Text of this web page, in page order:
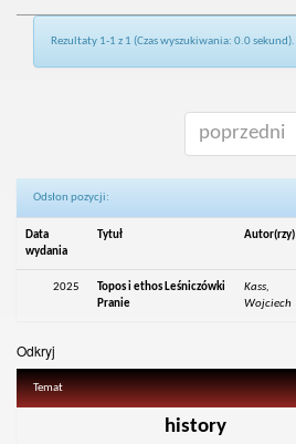
Rezultaty 1-1 z 1 (Czas wyszukiwania: 0.0 sekund).
poprzedni
Odsłon pozycji:
Data
wydania
Tytuł Autor(rzy)
2025
Topos i ethos Leśniczówki
Pranie
Kass,
Wojciech
Odkryj
Temat
history